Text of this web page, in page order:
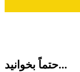
حتماً بخوانید...